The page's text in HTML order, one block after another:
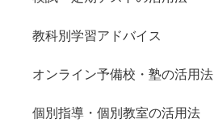
教科別学習アドバイス
オンライン予備校・塾の活用法
個別指導・個別教室の活用法